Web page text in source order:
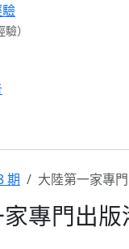
）
期 大陸第一家專
專門出